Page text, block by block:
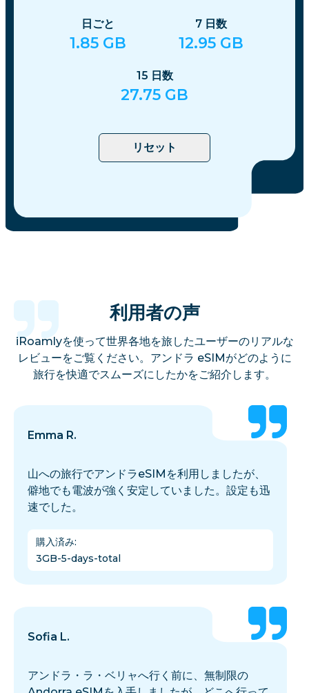
日ごと
1.85 GB
7 日数
12.95 GB
15 日数
27.75 GB
リセット
利用者の声
iRoamlyを使って世界各地を旅したユーザーのリアルな
レビューをご覧ください。アンドラ eSIMがどのように
旅行を快適でスムーズにしたかをご紹介します。
Emma R.
山への旅行でアンドラeSIMを利用しましたが、
僻地でも電波が強く安定していました。設定も迅
速でした。
購入済み:
3GB-5-days-total
Sofia L.
アンドラ・ラ・ベリャへ行く前に、無制限の